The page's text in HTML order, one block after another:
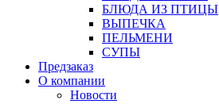
БЛЮДА ИЗ ПТИЦЫ
ВЫПЕЧКА
ПЕЛЬМЕНИ
СУПЫ
Предзаказ
О компании
Новости